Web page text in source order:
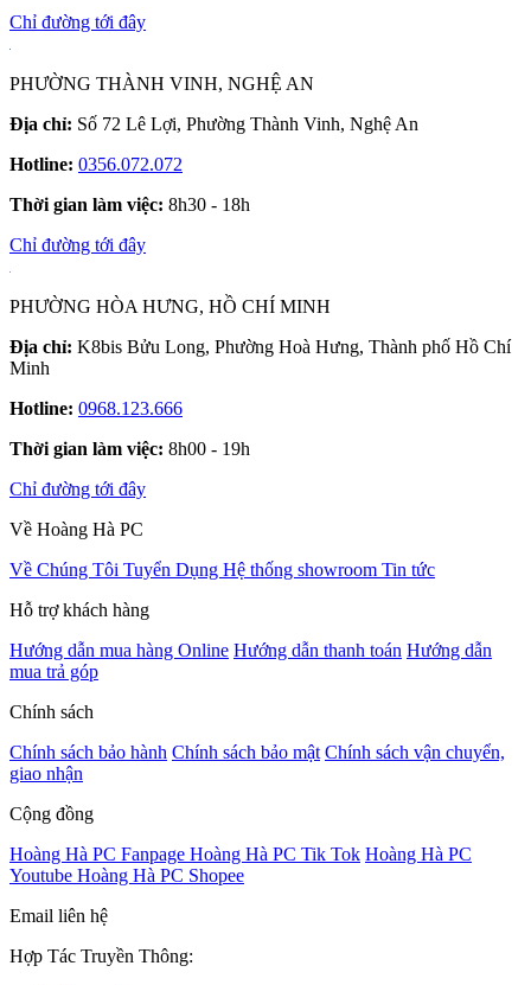
Chỉ đường tới đây
PHƯỜNG THÀNH VINH, NGHỆ AN
Địa chỉ: Số 72 Lê Lợi, Phường Thành Vinh, Nghệ An
Hotline: 0356.072.072
Thời gian làm việc: 8h30 - 18h
Chỉ đường tới đây
PHƯỜNG HÒA HƯNG, HỒ CHÍ MINH
Địa chỉ: K8bis Bửu Long, Phường Hoà Hưng, Thành phố Hồ Chí
Minh
Hotline: 0968.123.666
Thời gian làm việc: 8h00 - 19h
Chỉ đường tới đây
Về Hoàng Hà PC
Về Chúng Tôi Tuyển Dụng Hệ thống showroom Tin tức
Hỗ trợ khách hàng
Hướng dẫn mua hàng Online Hướng dẫn thanh toán Hướng dẫn
mua trả góp
Chính sách
Chính sách bảo hành Chính sách bảo mật Chính sách vận chuyển,
giao nhận
Cộng đồng
Hoàng Hà PC Fanpage Hoàng Hà PC Tik Tok Hoàng Hà PC
Youtube Hoàng Hà PC Shopee
Email liên hệ
Hợp Tác Truyền Thông: